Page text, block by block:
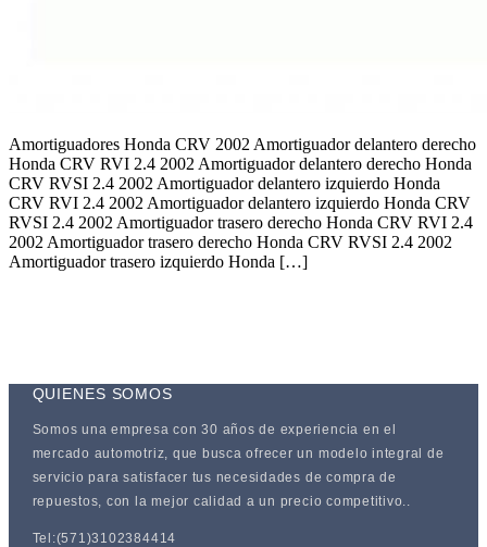
Amortiguadores Honda CRV 2002 Amortiguador delantero derecho
Honda CRV RVI 2.4 2002 Amortiguador delantero derecho Honda
CRV RVSI 2.4 2002 Amortiguador delantero izquierdo Honda
CRV RVI 2.4 2002 Amortiguador delantero izquierdo Honda CRV
RVSI 2.4 2002 Amortiguador trasero derecho Honda CRV RVI 2.4
2002 Amortiguador trasero derecho Honda CRV RVSI 2.4 2002
Amortiguador trasero izquierdo Honda […]
QUIENES SOMOS
Somos una empresa con 30 años de experiencia en el
mercado automotriz, que busca ofrecer un modelo integral de
servicio para satisfacer tus necesidades de compra de
repuestos, con la mejor calidad a un precio competitivo..
Tel:(571)3102384414